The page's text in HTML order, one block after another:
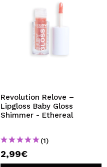
Revolution Relove –
Lipgloss Baby Gloss
Shimmer - Ethereal
(1)
2,99€